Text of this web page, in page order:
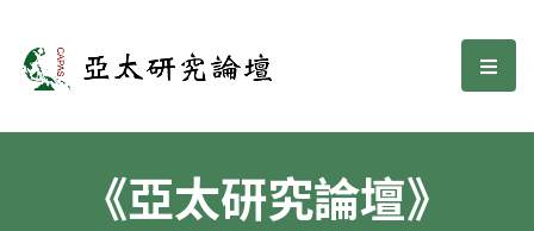
亞太研究論壇 選
《亞太研究論壇》